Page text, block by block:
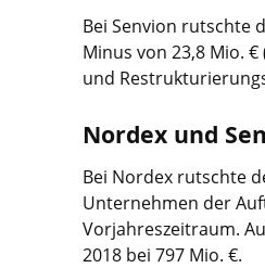
Bei Senvion rutschte
Minus von 23,8 Mio.
und
Nordex und
Bei Nordex rutschte
Unternehmen der
Vorjahreszeitraum.
2018 bei 797 Mio. €.